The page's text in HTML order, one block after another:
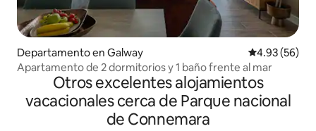
Departamento en Galway Calificación
4.93 (56)
Apartamento de 2 dormitorios y 1 baño frente al mar
Otros excelentes alojamientos
vacacionales cerca de Parque nacional
de Connemara